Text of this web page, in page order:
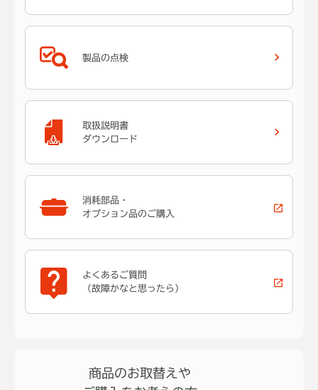
製品の点検
取扱説明書
ダウンロード
消耗部品・
オプション品のご購入
よくあるご質問
（故障かなと思ったら）
商品のお取替えや